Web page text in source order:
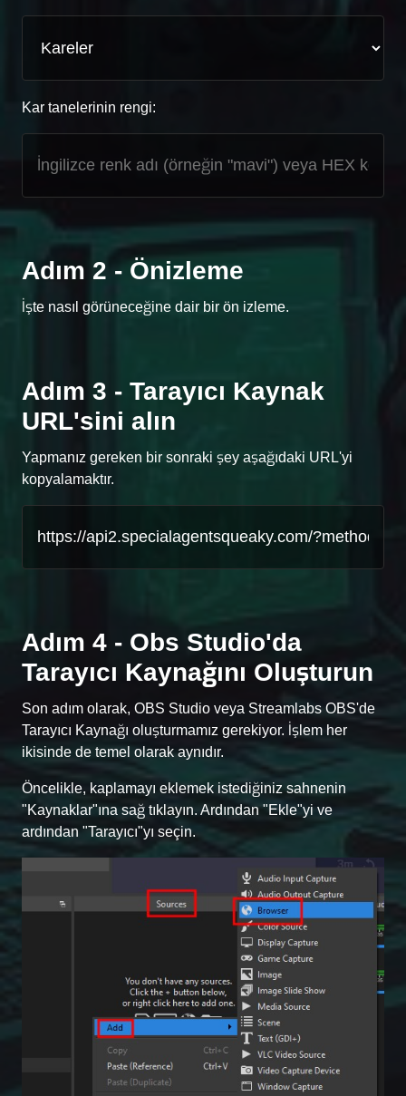
Kar tanelerinin rengi:
Adım 2 - Önizleme
İşte nasıl görüneceğine dair bir ön izleme.
Adım 3 - Tarayıcı Kaynak
URL'sini alın
Yapmanız gereken bir sonraki şey aşağıdaki URL'yi
kopyalamaktır.
Adım 4 - Obs Studio'da
Tarayıcı Kaynağını Oluşturun
Son adım olarak, OBS Studio veya Streamlabs OBS'de
Tarayıcı Kaynağı oluşturmamız gerekiyor. İşlem her
ikisinde de temel olarak aynıdır.
Öncelikle, kaplamayı eklemek istediğiniz sahnenin
"Kaynaklar"ına sağ tıklayın. Ardından "Ekle"yi ve
ardından "Tarayıcı"yı seçin.